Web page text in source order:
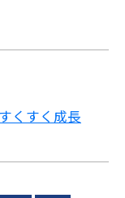
くすく成長